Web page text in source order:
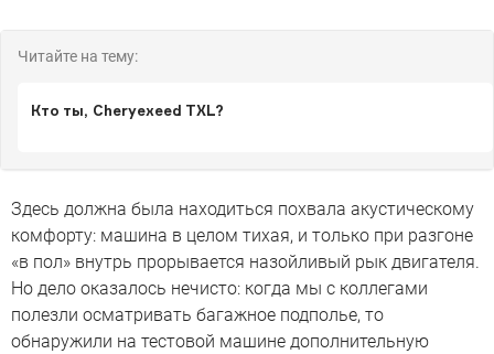
Читайте на тему:
Кто ты, Cheryexeed TXL?
Здесь должна была находиться похвала акустическому
комфорту: машина в целом тихая, и только при разгоне
«в пол» внутрь прорывается назойливый рык двигателя.
Но дело оказалось нечисто: когда мы с коллегами
полезли осматривать багажное подполье, то
обнаружили на тестовой машине дополнительную